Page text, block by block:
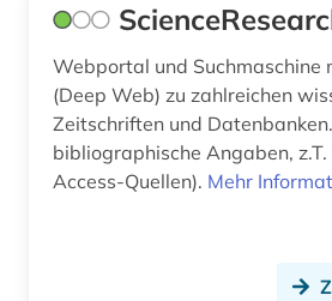
universität (1)
unterhaltung (1)
unternehmen (1)
untertagebau (1)
Webportal und Suchmaschine mit Zugang
(Deep Web) zu zahlreichen
Zeitschriften und
bibliographische Angaben,
Access-Quellen). Mehr